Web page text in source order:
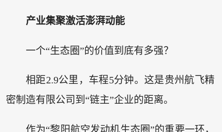
产业集聚激活澎湃动能
一个“生态圈”的价值到底有多强？
相距2.9公里，车程5分钟。这是贵州航飞精
密制造有限公司到“链主”企业的距离。
作为“黎阳航空发动机生态圈”的重要一环，